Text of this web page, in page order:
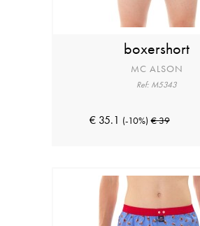
boxershort
MC ALSON
Ref: M5343
€ 35.1 (-10%) € 39